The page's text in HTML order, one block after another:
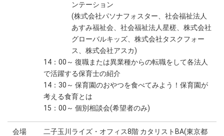
ンテーション
(株式会社パソナフォスター、社会福祉法人
あすみ福祉会、社会福祉法人星槎、株式会社
グローバルキッズ、株式会社タスクフォー
ス、株式会社アスカ)
14：00～ 復職または異業種からの転職をして各法人
で活躍する保育士の紹介
14：30～ 保育園のおやつを食べてみよう！保育園が
考える食育とは
15：00～ 個別相談会(希望者のみ)
会場
二子玉川ライズ・オフィス8階 カタリストBA(東京都